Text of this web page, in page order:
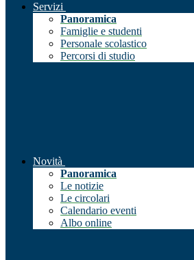
Servizi
Panoramica
Famiglie e studenti
Personale scolastico
Percorsi di studio
Novità
Panoramica
Le notizie
Le circolari
Calendario eventi
Albo online